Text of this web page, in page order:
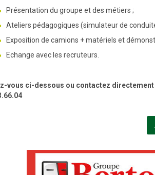
Présentation du groupe et des métiers ;
Ateliers pédagogiques (simulateur de
Exposition de camions + matériels et
Echange avec les recruteurs.
vous ci-dessous ou contactez